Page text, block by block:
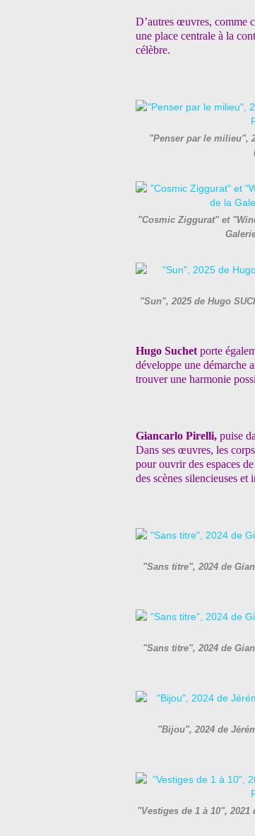
D’autres œuvres, comme
une place centrale à la
célèbre.
"Penser par le milieu",
"Cosmic Ziggurat" et
"Sun", 2025 de Hugo
Hugo Suchet porte
développe une démarche
trouver une harmonie
Giancarlo Pirelli, puise
Dans ses œuvres, les
pour ouvrir des espaces
des scènes silencieuses
"Sans titre", 2024 de
"Sans titre", 2024 de
"Bijou", 2024 de
"Vestiges de 1 à 10",